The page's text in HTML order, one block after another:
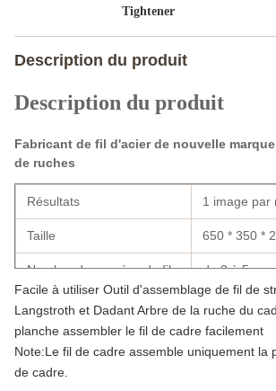
Tightener
Description du produit
Description du produit
Fabricant de fil d'acier de nouvelle
de ruches
Résultats 1 image par
Taille 650 * 350 *
Nombre de rangées de fils
de 2 à 5
Facile à utiliser Outil d'assemblage de fil de
Langstroth et Dadant Arbre de la ruche du
planche assembler le fil de cadre facilement
Note:Le fil de cadre assemble uniquement la
de cadre.